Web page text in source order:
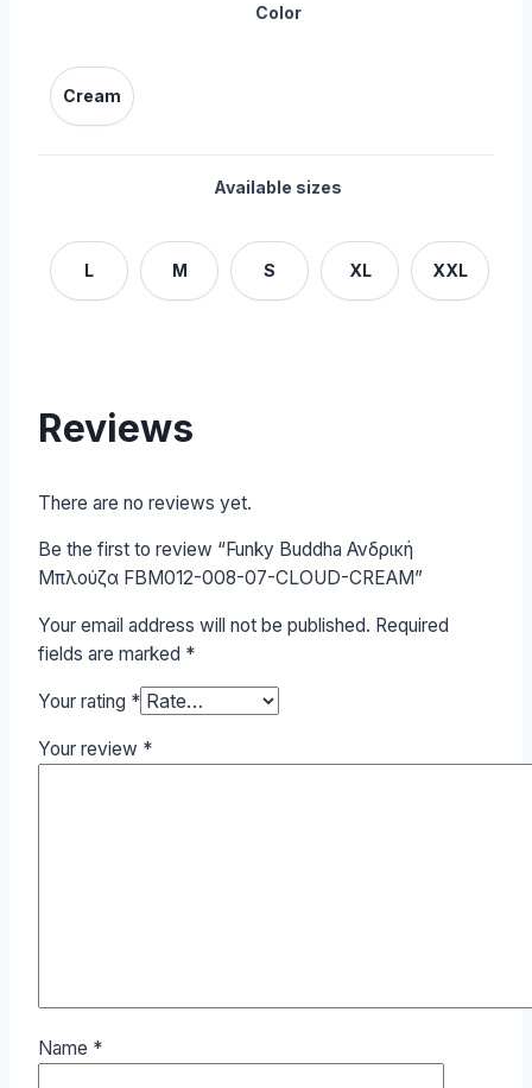
Color
Cream
Available sizes
L M S XL XXL
Reviews
There are no reviews yet.
Be the first to review “Funky Buddha Ανδρική
Μπλούζα FBM012-008-07-CLOUD-CREAM”
Your email address will not be published. Required
fields are marked *
Your rating *
Your review *
Name *